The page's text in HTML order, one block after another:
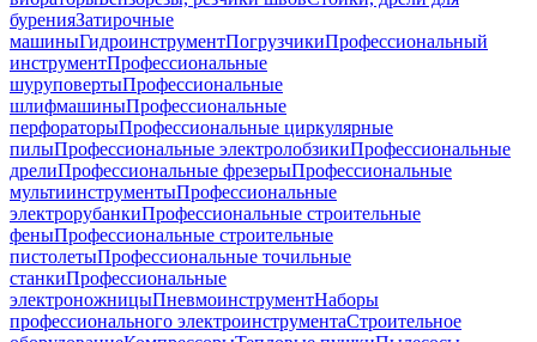
буренияЗатирочные
машиныГидроинструментПогрузчикиПрофессиональный
инструментПрофессиональные
шуруповертыПрофессиональные
шлифмашиныПрофессиональные
перфораторыПрофессиональные циркулярные
пилыПрофессиональные электролобзикиПрофессиональные
дрелиПрофессиональные фрезерыПрофессиональные
мультиинструментыПрофессиональные
электрорубанкиПрофессиональные строительные
феныПрофессиональные строительные
пистолетыПрофессиональные точильные
станкиПрофессиональные
электроножницыПневмоинструментНаборы
профессионального электроинструментаСтроительное